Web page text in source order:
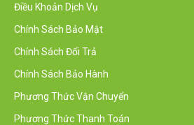
Điều Khoản Dịch Vụ
Chính Sách Bảo Mật
Chính Sách Đổi Trả
Chính Sách Bảo Hành
Phương Thức Vận Chuyển
Phương Thức Thanh Toán